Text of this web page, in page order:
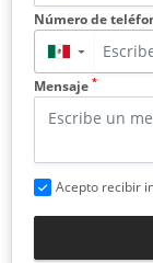
Número de
▼
Mensaje *
Acepto recibir